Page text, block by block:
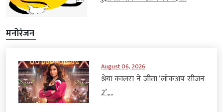
मनोरंजन
August 06, 2026
श्रेया कालरा ने जीता ‘लॉकअप सीजन
2’,...